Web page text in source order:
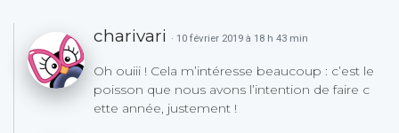
charivari · 10 février 2019 à 18 h 43 min
Oh ouiii ! Cela m’intéresse beaucoup : c’est le
poisson que nous avons l’intention de faire c
ette année, justement !